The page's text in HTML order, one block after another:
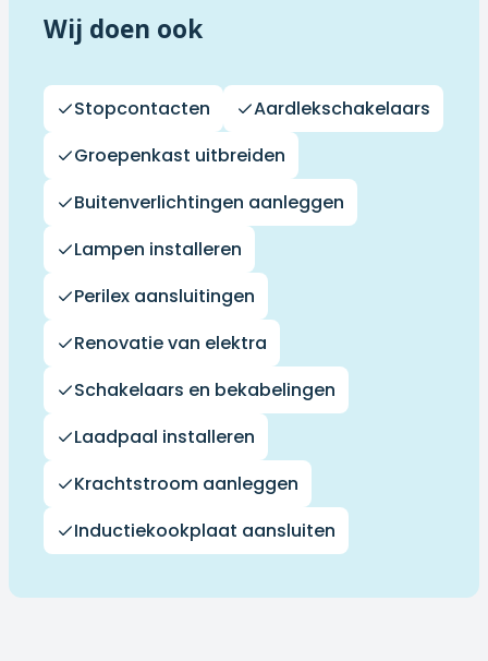
Wij doen ook
Stopcontacten
Aardlekschakelaars
Groepenkast uitbreiden
Buitenverlichtingen aanleggen
Lampen installeren
Perilex aansluitingen
Renovatie van elektra
Schakelaars en bekabelingen
Laadpaal installeren
Krachtstroom aanleggen
Inductiekookplaat aansluiten